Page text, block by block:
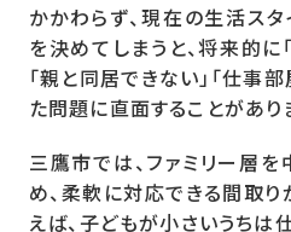
かかわらず、現在の生活ス
を決めてしまうと、将来的に
「親と同居できない」「仕事
た問題に直面することがあり
三鷹市では、ファミリー層
め、柔軟に対応できる間取り
えば、子どもが小さいうちは